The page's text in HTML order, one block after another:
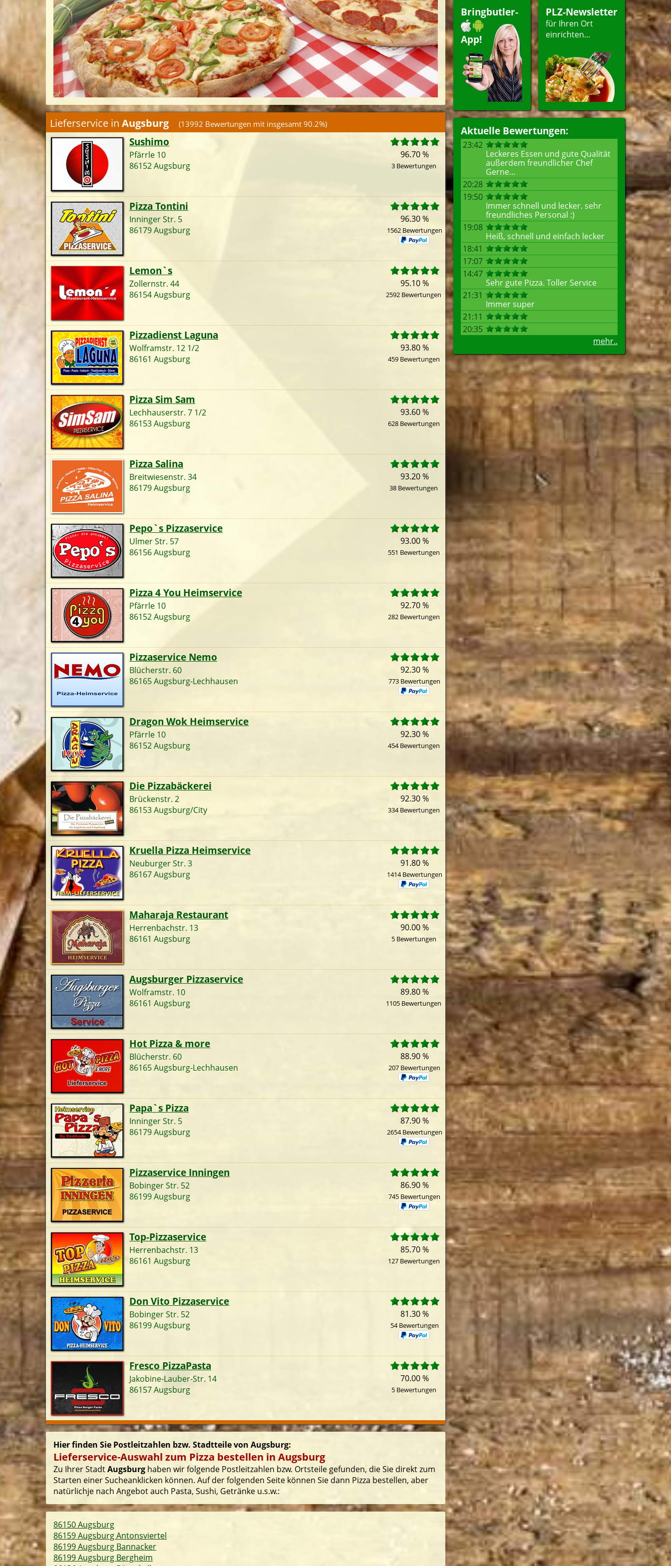
Bringbutler-
App!
PLZ-Newsletter
für Ihren Ort
einrichten...
Aktuelle Bewertungen:
23:42
Leckeres Essen und gute Qualität
außerdem freundlicher Chef
Gerne...
20:28
19:50
Immer schnell und lecker. sehr
freundliches Personal :)
19:08
Heiß, schnell und einfach lecker
18:41
17:07
14:47
Sehr gute Pizza. Toller Service
21:31
Immer super
21:11
20:35
mehr..
Lieferservice in Augsburg (13992 Bewertungen mit insgesamt 90.2%)
Sushimo
Pfärrle 10
86152 Augsburg
96.70 %
3 Bewertungen
Pizza Tontini
Inninger Str. 5
86179 Augsburg
96.30 %
1562 Bewertungen
Lemon`s
Zollernstr. 44
86154 Augsburg
95.10 %
2592 Bewertungen
Pizzadienst Laguna
Wolframstr. 12 1/2
86161 Augsburg
93.80 %
459 Bewertungen
Pizza Sim Sam
Lechhauserstr. 7 1/2
86153 Augsburg
93.60 %
628 Bewertungen
Pizza Salina
Breitwiesenstr. 34
86179 Augsburg
93.20 %
38 Bewertungen
Pepo`s Pizzaservice
Ulmer Str. 57
86156 Augsburg
93.00 %
551 Bewertungen
Pizza 4 You Heimservice
Pfärrle 10
86152 Augsburg
92.70 %
282 Bewertungen
Pizzaservice Nemo
Blücherstr. 60
86165 Augsburg-Lechhausen
92.30 %
773 Bewertungen
Dragon Wok Heimservice
Pfärrle 10
86152 Augsburg
92.30 %
454 Bewertungen
Die Pizzabäckerei
Brückenstr. 2
86153 Augsburg/City
92.30 %
334 Bewertungen
Kruella Pizza Heimservice
Neuburger Str. 3
86167 Augsburg
91.80 %
1414 Bewertungen
Maharaja Restaurant
Herrenbachstr. 13
86161 Augsburg
90.00 %
5 Bewertungen
Augsburger Pizzaservice
Wolframstr. 10
86161 Augsburg
89.80 %
1105 Bewertungen
Hot Pizza & more
Blücherstr. 60
86165 Augsburg-Lechhausen
88.90 %
207 Bewertungen
Papa`s Pizza
Inninger Str. 5
86179 Augsburg
87.90 %
2654 Bewertungen
Pizzaservice Inningen
Bobinger Str. 52
86199 Augsburg
86.90 %
745 Bewertungen
Top-Pizzaservice
Herrenbachstr. 13
86161 Augsburg
85.70 %
127 Bewertungen
Don Vito Pizzaservice
Bobinger Str. 52
86199 Augsburg
81.30 %
54 Bewertungen
Fresco PizzaPasta
Jakobine-Lauber-Str. 14
86157 Augsburg
70.00 %
5 Bewertungen
Hier finden Sie Postleitzahlen bzw. Stadtteile von Augsburg:
Lieferservice-Auswahl zum Pizza bestellen in Augsburg
Zu Ihrer StadtAugsburg haben wir folgende Postleitzahlen bzw. Ortsteile gefunden, die Sie direkt zum
Starten einer Sucheanklicken können. Auf der folgenden Seite können Sie dann Pizza bestellen, aber
natürlichje nach Angebot auch Pasta, Sushi, Getränke u.s.w.:
86150 Augsburg
86159 Augsburg Antonsviertel
86199 Augsburg Bannacker
86199 Augsburg Bergheim